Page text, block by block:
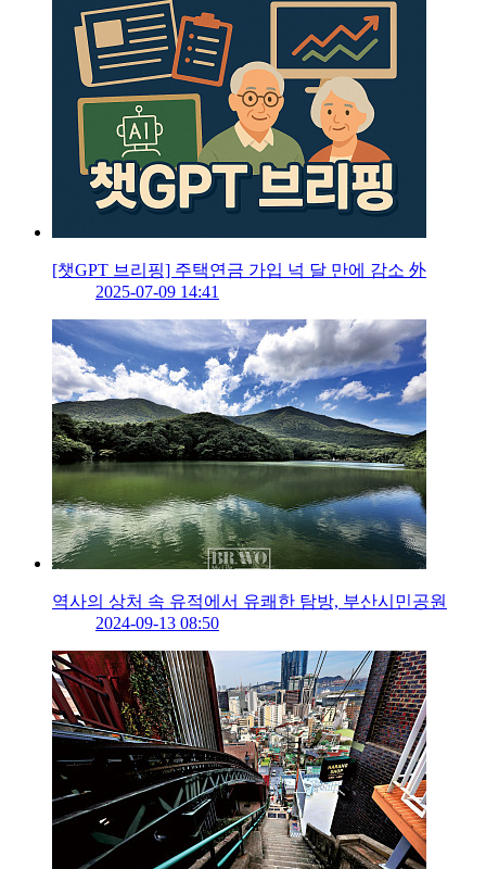
[챗GPT 브리핑] 주택연금 가입 넉 달 만에 감소 外
2025-07-09 14:41
역사의 상처 속 유적에서 유쾌한 탐방, 부산시민공원
2024-09-13 08:50